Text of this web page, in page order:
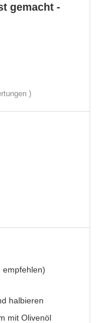
gemacht -
)
empfehlen)
halbieren
mit Olivenöl